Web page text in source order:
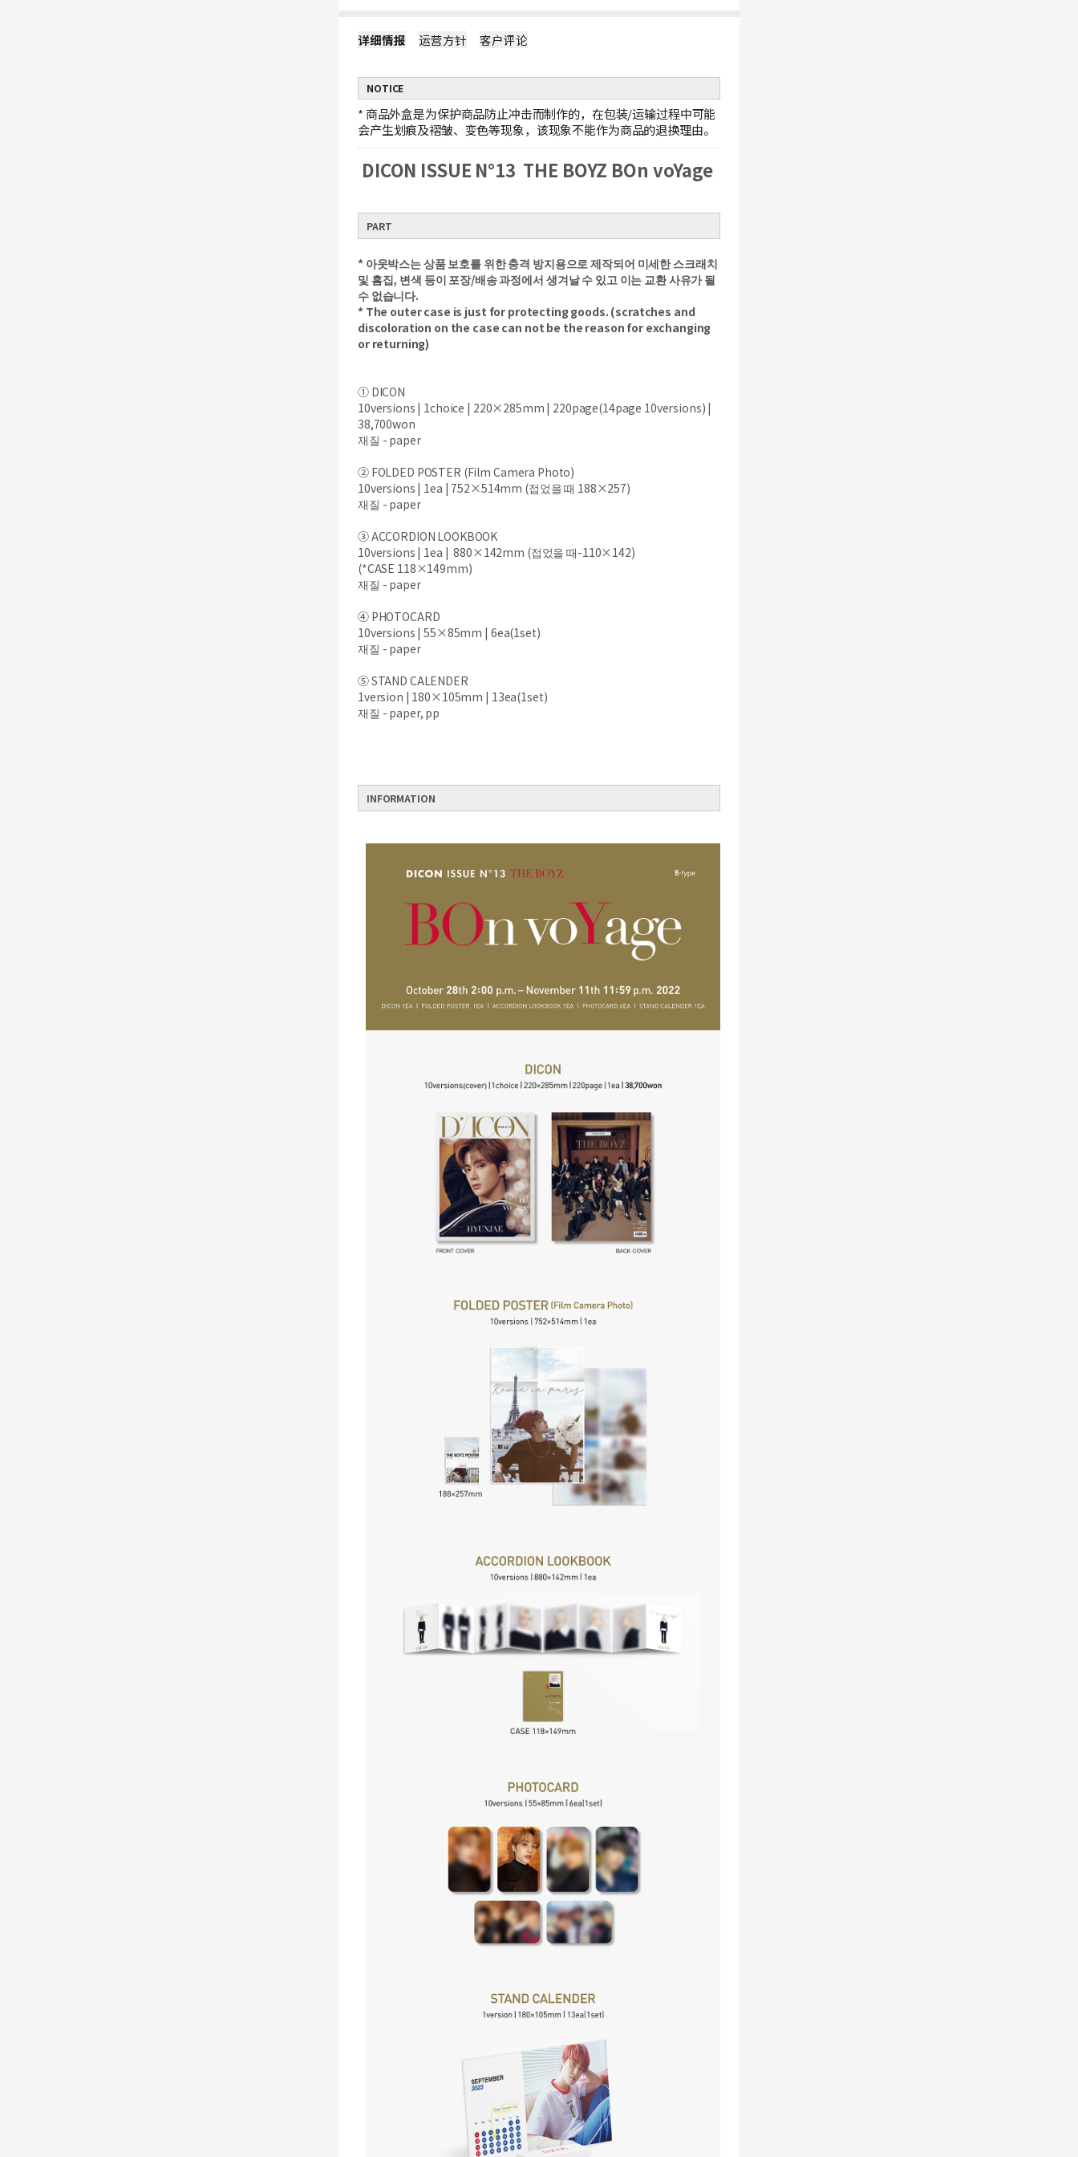
详细情报 运营方针 客户评论
NOTICE
* 商品外盒是为保护商品防止冲击而制作的，在包装/运输过程中可能
会产生划痕及褶皱、变色等现象，该现象不能作为商品的退换理由。
DICON ISSUE N°13 THE BOYZ BOn voYage
PART
* 아웃박스는 상품 보호를 위한 충격 방지용으로 제작되어 미세한 스크래치
및 흠집, 변색 등이 포장/배송 과정에서 생겨날 수 있고 이는 교환 사유가 될
수 없습니다.
* The outer case is just for protecting goods. (scratches and
discoloration on the case can not be the reason for exchanging
or returning)
① DICON
10versions | 1choice | 220×285mm | 220page(14page 10versions) |
38,700won
재질 - paper
② FOLDED POSTER (Film Camera Photo)
10versions | 1ea | 752×514mm (접었을 때 188×257)
재질 - paper
③ ACCORDION LOOKBOOK
10versions | 1ea | 880×142mm (접었을 때-110×142)
(*CASE 118×149mm)
재질 - paper
④ PHOTOCARD
10versions | 55×85mm | 6ea(1set)
재질 - paper
⑤ STAND CALENDER
1version | 180×105mm | 13ea(1set)
재질 - paper, pp
INFORMATION